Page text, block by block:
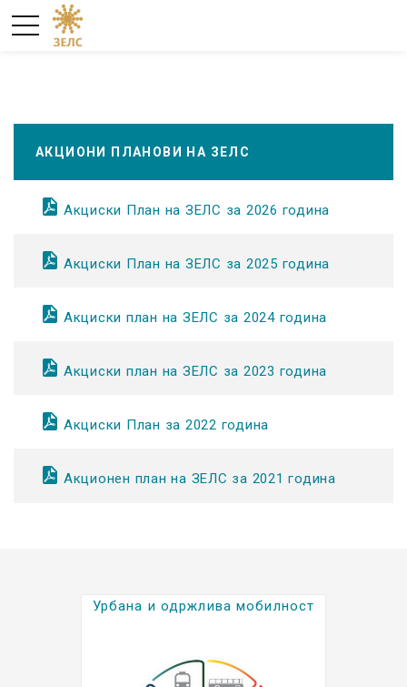
АКЦИОНИ ПЛАНОВИ НА ЗЕЛС
Акциски План на ЗЕЛС за 2026 година
Акциски План на ЗЕЛС за 2025 година
Акциски план на ЗЕЛС за 2024 година
Акциски план на ЗЕЛС за 2023 година
Акциски План за 2022 година
Акционен план на ЗЕЛС за 2021 година
Урбана и одржлива мобилност
Kратки биографии на